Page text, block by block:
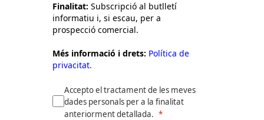
Finalitat: Subscripció al butlletí
informatiu i, si escau, per a
prospecció comercial.
Més informació i drets: Política de
privacitat.
Accepto el tractament de les meves
dades personals per a la finalitat
anteriorment detallada.